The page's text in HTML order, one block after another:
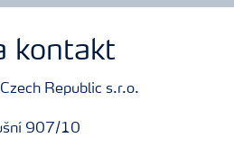
kontakt
Republic s.r.o.
907/10